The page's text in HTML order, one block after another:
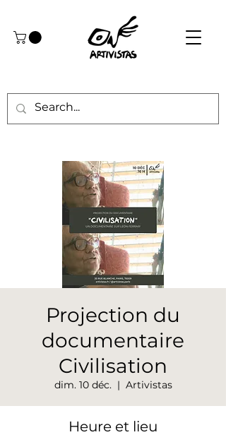
Projection du
documentaire
Civilisation
dim. 10 déc.
  |
Artivistas
Heure et lieu